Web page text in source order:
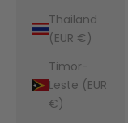
Thailand
(EUR €)
Timor-
Leste (EUR
€)